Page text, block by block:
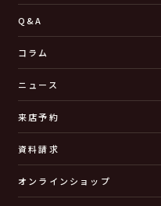
Q&A
コラム
ニュース
来店予約
資料請求
オンラインショップ